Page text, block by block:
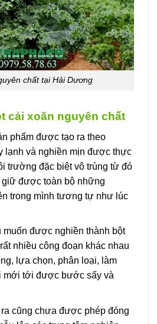
chất tại Hải Dương
cải xoăn nguyên chất
phẩm được tạo ra theo
lạnh và nghiền mịn được thực
trường đặc biệt vô trùng từ đó
giữ được toàn bộ những
trong mình tương tự như lúc
muốn được nghiền thành bột
nhiều công đoạn khác nhau
lựa chọn, phân loại, làm
mới tới được bước sấy và
cũng chưa được phép đóng